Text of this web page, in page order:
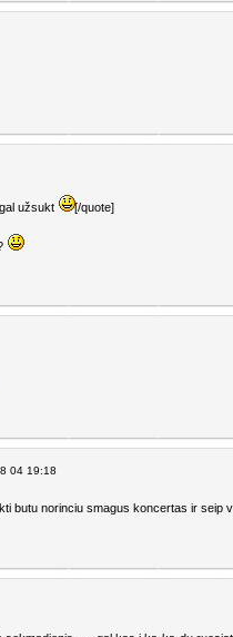
užsukt [/quote]
04 19:18
butu norinciu smagus koncertas ir seip